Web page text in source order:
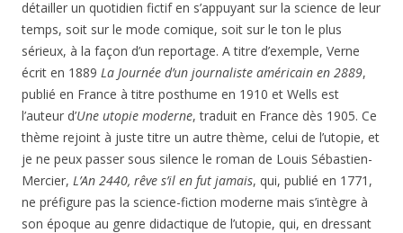
détailler un quotidien fictif en s’appuyant sur la science de leur
temps, soit sur le mode comique, soit sur le ton le plus
sérieux, à la façon d’un reportage. A titre d’exemple, Verne
écrit en 1889 La Journée d’un journaliste américain en 2889,
publié en France à titre posthume en 1910 et Wells est
l’auteur d’Une utopie moderne, traduit en France dès 1905. Ce
thème rejoint à juste titre un autre thème, celui de l’utopie, et
je ne peux passer sous silence le roman de Louis Sébastien-
Mercier, L’An 2440, rêve s’il en fut jamais, qui, publié en 1771,
ne préfigure pas la science-fiction moderne mais s’intègre à
son époque au genre didactique de l’utopie, qui, en dressant